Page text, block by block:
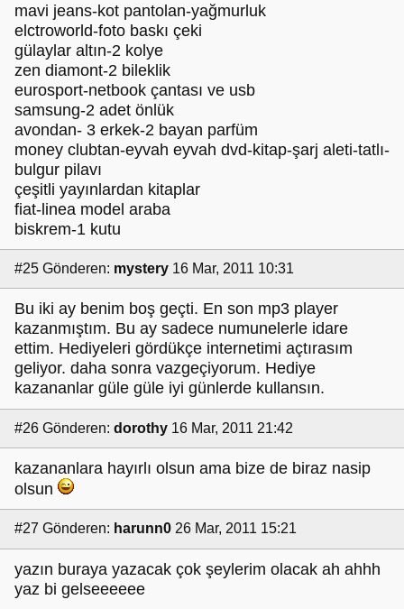
mavi jeans-kot pantolan-yağmurluk
elctroworld-foto baskı çeki
gülaylar altın-2 kolye
zen diamont-2 bileklik
eurosport-netbook çantası ve usb
samsung-2 adet önlük
avondan- 3 erkek-2 bayan parfüm
money clubtan-eyvah eyvah dvd-kitap-şarj aleti-tatlı-
bulgur pilavı
çeşitli yayınlardan kitaplar
fiat-linea model araba
biskrem-1 kutu
#25 Gönderen: mystery 16 Mar, 2011 10:31
Bu iki ay benim boş geçti. En son mp3 player
kazanmıştım. Bu ay sadece numunelerle idare
ettim. Hediyeleri gördükçe internetimi açtırasım
geliyor. daha sonra vazgeçiyorum. Hediye
kazananlar güle güle iyi günlerde kullansın.
#26 Gönderen: dorothy 16 Mar, 2011 21:42
kazananlara hayırlı olsun ama bize de biraz nasip
olsun
#27 Gönderen: harunn0 26 Mar, 2011 15:21
yazın buraya yazacak çok şeylerim olacak ah ahhh
yaz bi gelseeeeee